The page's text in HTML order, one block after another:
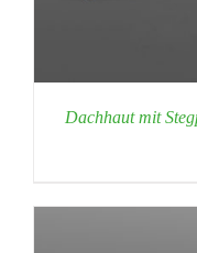
Dachhaut mit